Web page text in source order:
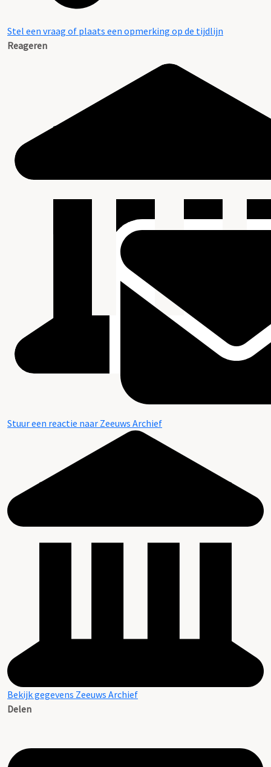
Stel een vraag of plaats een opmerking op de tijdlijn
Reageren
Stuur een reactie naar Zeeuws Archief
Bekijk gegevens Zeeuws Archief
Delen